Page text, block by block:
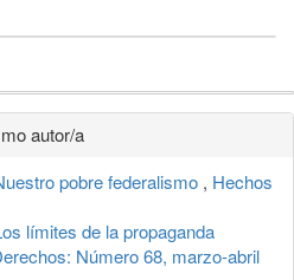
autor/a
pobre federalismo , Hechos
límites de la propaganda
Número 68, marzo-abril